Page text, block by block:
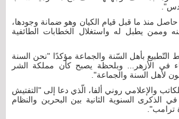
منذ ما قبل قيام الكيان وهو ضمانة وجودها،
وممن يطبل له واستغلال الخطابات الطائفية
بأهل السّنة والجماعة مؤكدًا "نحن السنة
في الأزهر... وبلحظة يصبح كأن مملكة الشر
لأهل السنة والجماعة".
والإعلامي روني ألفا، الّذي دعا إلى "التفتيش
في الذكرى السنوية الثانية بين البحرين والنظام
ترامب".